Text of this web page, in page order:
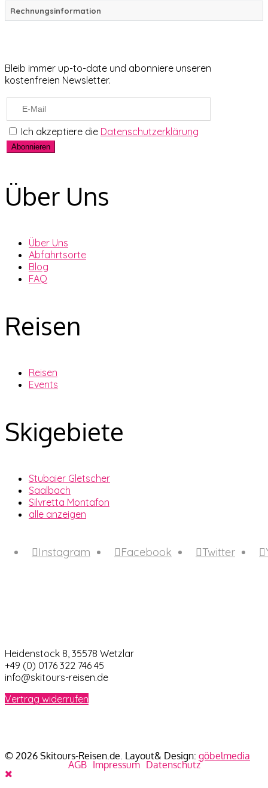
Rechnungsinformation
Bleib immer up-to-date und abonniere unseren
kostenfreien Newsletter.
Ich akzeptiere die Datenschutzerklärung
Abonnieren
Über Uns
Über Uns
Abfahrtsorte
Blog
FAQ
Reisen
Reisen
Events
Skigebiete
Stubaier Gletscher
Saalbach
Silvretta Montafon
alle anzeigen
Instagram Facebook Twitter
Heidenstock 8, 35578 Wetzlar
+49 (0) 0176 322 746 45
info@skitours-reisen.de
Vertrag widerrufen
© 2026 Skitours-Reisen.de. Layout& Design: göbelmedia
AGB Impressum Datenschutz